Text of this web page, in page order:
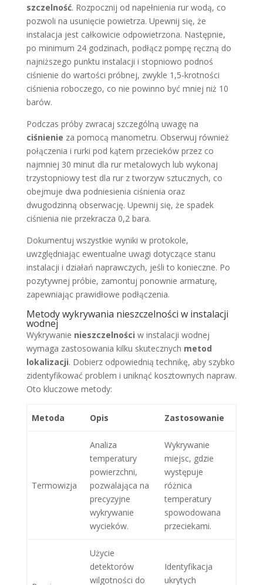
szczelność. Rozpocznij od napełnienia rur wodą, co
pozwoli na usunięcie powietrza. Upewnij się, że
instalacja jest całkowicie odpowietrzona. Następnie,
po minimum 24 godzinach, podłącz pompę ręczną do
najniższego punktu instalacji i stopniowo podnoś
ciśnienie do wartości próbnej, zwykle 1,5-krotności
ciśnienia roboczego, co nie powinno być mniej niż 10
barów.
Podczas próby zwracaj szczególną uwagę na
ciśnienie za pomocą manometru. Obserwuj również
połączenia i rurki pod kątem przecieków przez co
najmniej 30 minut dla rur metalowych lub wykonaj
trzystopniowy test dla rur z tworzyw sztucznych, co
obejmuje dwa podniesienia ciśnienia oraz
dwugodzinną obserwację. Upewnij się, że spadek
ciśnienia nie przekracza 0,2 bara.
Dokumentuj wszystkie wyniki w protokole,
uwzględniając ewentualne uwagi dotyczące stanu
instalacji i działań naprawczych, jeśli to konieczne. Po
pozytywnej próbie, zamontuj ponownie armaturę,
zapewniając prawidłowe podłączenia.
Metody wykrywania nieszczelności w instalacji
wodnej
Wykrywanie nieszczelności w instalacji wodnej
wymaga zastosowania kilku skutecznych metod
lokalizacji. Dobierz odpowiednią technikę, aby szybko
zidentyfikować problem i uniknąć kosztownych napraw.
Oto kluczowe metody:
Metoda Opis Zastosowanie
Termowizja
Analiza
temperatury
powierzchni,
pozwalająca na
precyzyjne
wykrywanie
wycieków.
Wykrywanie
miejsc, gdzie
występuje
różnica
temperatury
spowodowana
przeciekami.
Użycie
detektorów
wilgotności do
Identyfikacja
ukrytych